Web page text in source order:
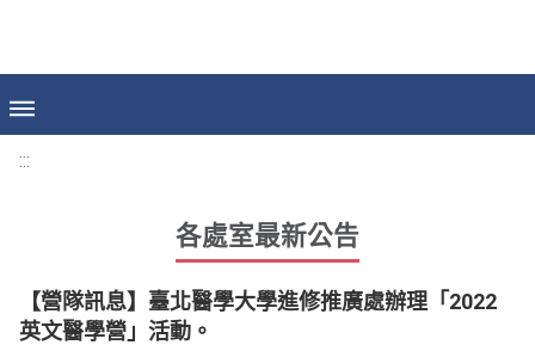
:::
各處室最新公告
【營隊訊息】臺北醫學大學進修推廣處辦理「2022
英文醫學營」活動。